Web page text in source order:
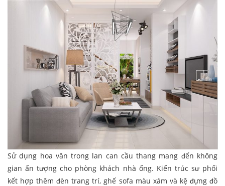
Sử dụng hoa văn trong lan can cầu thang mang đến không
gian ấn tượng cho phòng khách nhà ống. Kiến trúc sư phối
kết hợp thêm đèn trang trí, ghế sofa màu xám và kệ đựng đồ